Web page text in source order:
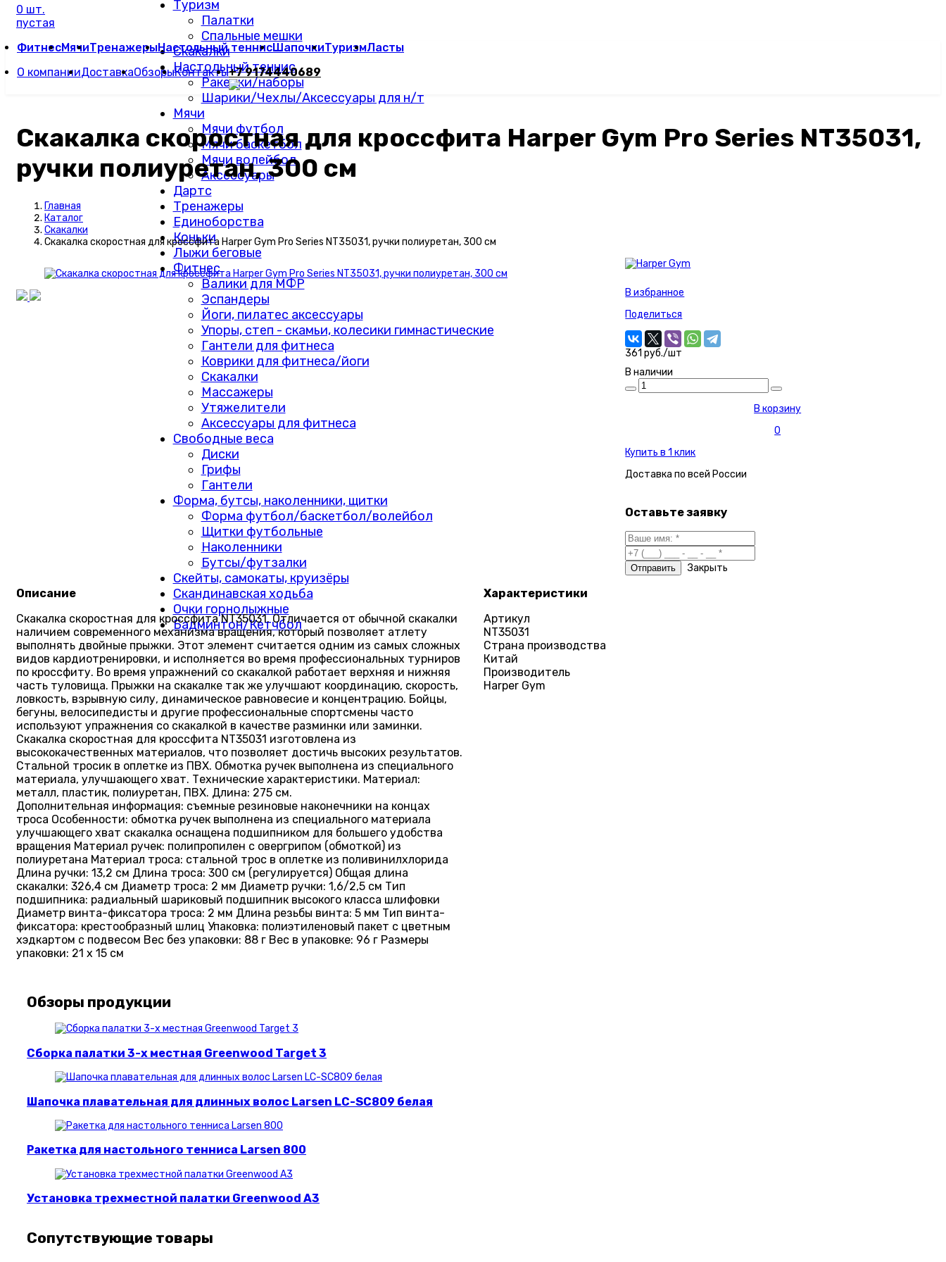
Туризм
Палатки
Спальные мешки
Скакалки
Настольный теннис
Ракетки/наборы
Шарики/Чехлы/Аксессуары для н/т
Мячи
Мячи футбол
Мячи баскетбол
Мячи волейбол
Аксессуары
Дартс
Тренажеры
Единоборства
Коньки
Лыжи беговые
Фитнес
Валики для МФР
Эспандеры
Йоги, пилатес аксессуары
Упоры, степ - скамьи, колесики гимнастические
Гантели для фитнеса
Коврики для фитнеса/йоги
Скакалки
Массажеры
Утяжелители
Аксессуары для фитнеса
Свободные веса
Диски
Грифы
Гантели
Форма, бутсы, наколенники, щитки
Форма футбол/баскетбол/волейбол
Щитки футбольные
Наколенники
Бутсы/футзалки
Скейты, самокаты, круизёры
Скандинавская ходьба
Очки горнолыжные
Бадминтон/Кетчбол
0 шт.
пустая
ФитнесМячиТренажерыНастольный теннисШапочкиТуризмЛасты
О компанииДоставкаОбзорыКонтакты+7 9174440689
Скакалка скоростная для кроссфита Harper Gym Pro Series NT35031,
ручки полиуретан, 300 см
Главная
Каталог
Скакалки
Скакалка скоростная для кроссфита Harper Gym Pro Series NT35031, ручки полиуретан, 300 см
В избранное
Поделиться
361 руб./шт
В наличии
В корзину
0
Купить в 1 клик
Доставка повсей России
Оставьте заявку
Закрыть
Описание
Скакалка скоростная для кроссфита NT35031. Отличается от обычной скакалки
наличием современного механизма вращения, который позволяет атлету
выполнять двойные прыжки. Этот элемент считается одним из самых сложных
видов кардиотренировки, и исполняется во время профессиональных турниров
по кроссфиту. Во время упражнений со скакалкой работает верхняя и нижняя
часть туловища. Прыжки на скакалке так же улучшают координацию, скорость,
ловкость, взрывную силу, динамическое равновесие и концентрацию. Бойцы,
бегуны, велосипедисты и другие профессиональные спортсмены часто
используют упражнения со скакалкой в качестве разминки или заминки.
Скакалка скоростная для кроссфита NT35031 изготовлена из
высококачественных материалов, что позволяет достичь высоких результатов.
Стальной тросик в оплетке из ПВХ. Обмотка ручек выполнена из специального
материала, улучшающего хват. Технические характеристики. Материал:
металл, пластик, полиуретан, ПВХ. Длина: 275 см.
Дополнительная информация: съемные резиновые наконечники на концах
троса Особенности: обмотка ручек выполнена из специального материала
улучшающего хват скакалка оснащена подшипником для большего удобства
вращения Материал ручек: полипропилен с овергрипом (обмоткой) из
полиуретана Материал троса: стальной трос в оплетке из поливинилхлорида
Длина ручки: 13,2 см Длина троса: 300 см (регулируется) Общая длина
скакалки: 326,4 см Диаметр троса: 2 мм Диаметр ручки: 1,6/2,5 см Тип
подшипника: радиальный шариковый подшипник высокого класса шлифовки
Диаметр винта-фиксатора троса: 2 мм Длина резьбы винта: 5 мм Тип винта-
фиксатора: крестообразный шлиц Упаковка: полиэтиленовый пакет с цветным
хэдкартом с подвесом Вес без упаковки: 88 г Вес в упаковке: 96 г Размеры
упаковки: 21 х 15 см
Характеристики
Артикул
NT35031
Страна производства
Китай
Производитель
Harper Gym
Обзоры продукции
Сборка палатки 3-х местная Greenwood Target 3
Шапочка плавательная для длинных волос Larsen LC-SC809 белая
Ракетка для настольного тенниса Larsen 800
Установка трехместной палатки Greenwood A3
Сопутствующие товары